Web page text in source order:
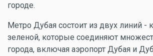
городе.
Метро Дубая состоит из двух линий -
зеленой, которые соединяют
города, включая аэропорт Дубая и